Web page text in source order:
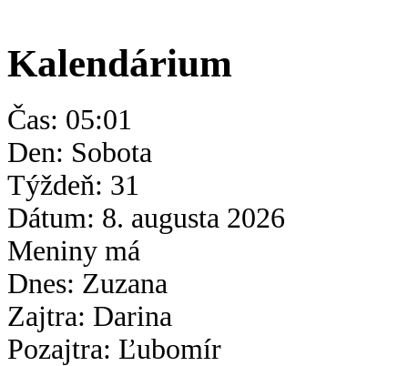
Kalendárium
Čas: 05:01
Den: Sobota
Týždeň: 31
Dátum: 8. augusta 2026
Meniny má
Dnes: Zuzana
Zajtra: Darina
Pozajtra: Ľubomír